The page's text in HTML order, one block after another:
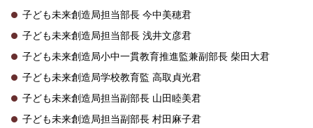
子ども未来創造局担当部長 今中美穂君
子ども未来創造局担当部長 浅井文彦君
子ども未来創造局小中一貫教育推進監兼副部長 柴田大君
子ども未来創造局学校教育監 高取貞光君
子ども未来創造局担当副部長 山田睦美君
子ども未来創造局担当副部長 村田麻子君